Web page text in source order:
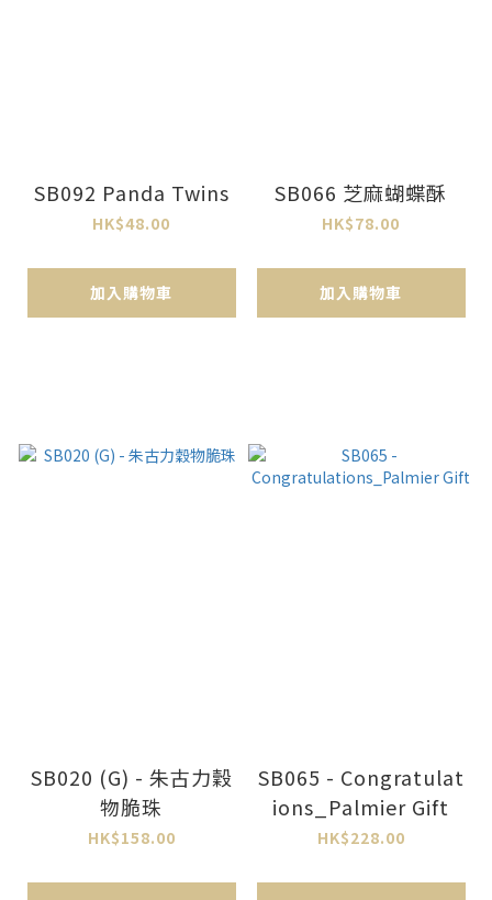
SB092 Panda Twins
HK$48.00
加入購物車
SB066 芝麻蝴蝶酥
HK$78.00
加入購物車
SB020 (G) - 朱古力穀
物脆珠
HK$158.00
SB065 - Congratulat
ions_Palmier Gift
HK$228.00